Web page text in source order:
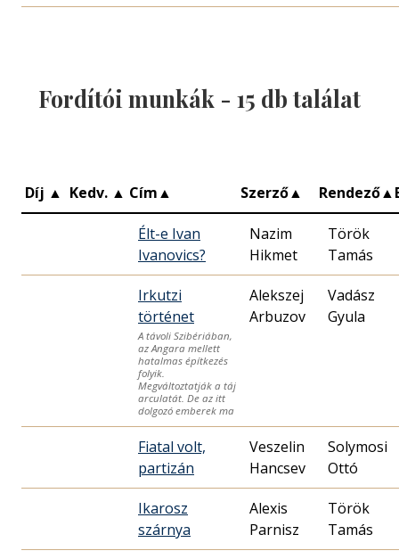
Fordítói munkák - 15 db találat
Díj ▲ Kedv. ▲ Cím▲ Szerző▲ Rendező▲
Élt-e Ivan
Ivanovics?
Nazim
Hikmet
Török
Tamás
Irkutzi
történet
A távoli Szibériában,
az Angara mellett
hatalmas építkezés
folyik.
Megváltoztatják a táj
arculatát. De az itt
dolgozó emberek ma
Alekszej
Arbuzov
Vadász
Gyula
Fiatal volt,
partizán
Veszelin
Hancsev
Solymosi
Ottó
Ikarosz
szárnya
Alexis
Parnisz
Török
Tamás